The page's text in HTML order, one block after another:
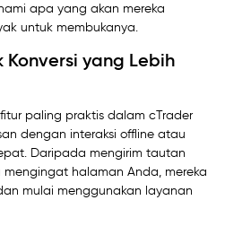
apa yang akan mereka
untuk membukanya.
Konversi yang Lebih
paling praktis dalam cTrader
dengan interaksi offline atau
Daripada mengirim tautan
halaman Anda, mereka
mulai menggunakan layanan